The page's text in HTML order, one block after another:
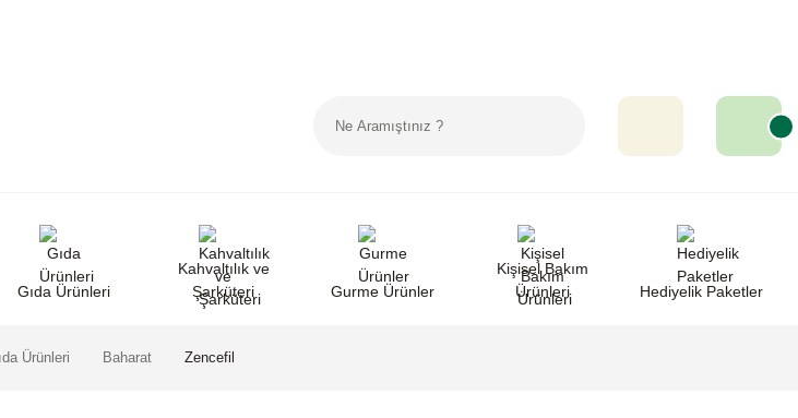
Gıda Ürünleri
Kahvaltılık ve
Şarküteri
Gurme Ürünler
Kişisel Bakım
Ürünleri
Hediyelik Paketler
Ürünleri Baharat Zencefil